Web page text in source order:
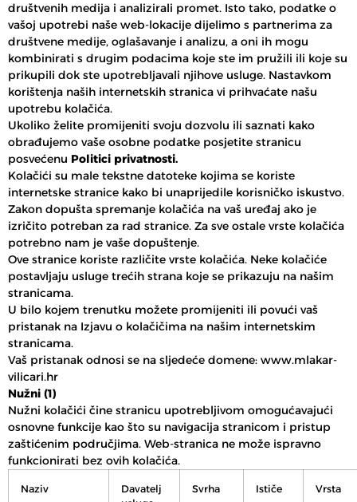
društvenih medija i analizirali promet. Isto tako, podatke o
vašoj upotrebi naše web-lokacije dijelimo s partnerima za
društvene medije, oglašavanje i analizu, a oni ih mogu
kombinirati s drugim podacima koje ste im pružili ili koje su
prikupili dok ste upotrebljavali njihove usluge. Nastavkom
korištenja naših internetskih stranica vi prihvaćate našu
upotrebu kolačića.
Ukoliko želite promijeniti svoju dozvolu ili saznati kako
obrađujemo vaše osobne podatke posjetite stranicu
posvećenu Politici privatnosti.
Kolačići su male tekstne datoteke kojima se koriste
internetske stranice kako bi unaprijedile korisničko iskustvo.
Zakon dopušta spremanje kolačića na vaš uređaj ako je
izričito potreban za rad stranice. Za sve ostale vrste kolačića
potrebno nam je vaše dopuštenje.
Ove stranice koriste različite vrste kolačića. Neke kolačiće
postavljaju usluge trećih strana koje se prikazuju na našim
stranicama.
U bilo kojem trenutku možete promijeniti ili povući vaš
pristanak na Izjavu o kolačičima na našim internetskim
stranicama.
Vaš pristanak odnosi se na sljedeće domene: www.mlakar-
vilicari.hr
Nužni (1)
Nužni kolačići čine stranicu upotrebljivom omogućavajući
osnovne funkcije kao što su navigacija stranicom i pristup
zaštićenim područjima. Web-stranica ne može ispravno
funkcionirati bez ovih kolačića.
Naziv
Davatelj
Svrha Ističe Vrsta